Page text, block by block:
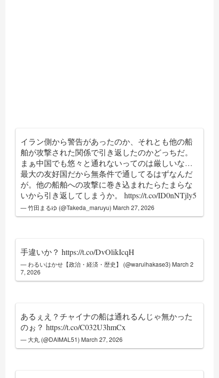
イラン側から警告があったのか、それとも他の船
舶が攻撃された関係で引き返したのかどっちだ。
まぁ中国でも悠々と通れないってのは厳しいな…
最大の友好国だから無条件で通してるはずなんだ
が。他の船舶への攻撃に巻き込まれたらたまらな
いから引き返してしまうか。https://t.co/ID0nNTjly5
— 竹田まるゆ (@Takeda_maruyu) March 27, 2026
手違いか？https://t.co/DvOlikIcqH
— わるいはかせ【政治・経済・歴史】 (@waruihakase3) March 2
7, 2026
あるぇえ？チャイナの船は通れるんじゃ無かった
のぉ？https://t.co/C032U3hmCx
— 大丸 (@DAIMAL51) March 27, 2026